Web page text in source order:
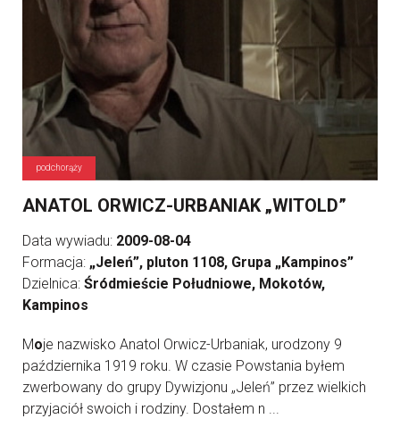
podchorąży
ANATOL ORWICZ-URBANIAK „WITOLD”
Data wywiadu: 2009-08-04
Formacja: „Jeleń”, pluton 1108, Grupa „Kampinos”
Dzielnica: Śródmieście Południowe, Mokotów,
Kampinos
Moje nazwisko Anatol Orwicz-Urbaniak, urodzony 9
października 1919 roku. W czasie Powstania byłem
zwerbowany do grupy Dywizjonu „Jeleń” przez wielkich
przyjaciół swoich i rodziny. Dostałem n ...